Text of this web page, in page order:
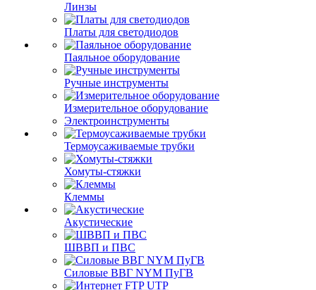
Линзы
Платы для светодиодов
Паяльное оборудование
Ручные инструменты
Измерительное оборудование
Электроинструменты
Термоусаживаемые трубки
Хомуты-стяжки
Клеммы
Акустические
ШВВП и ПВС
Силовые ВВГ NYM ПуГВ